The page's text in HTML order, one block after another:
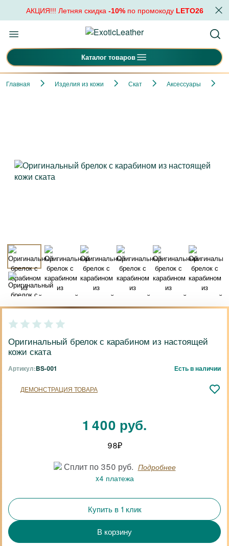
АКЦИЯ!!! Летняя скидка -10%по промокоду LETO26
Каталог товаров
Главная Изделия из кожи Скат Аксессуары
Оригинальный брелок с карабином из настоящей
кожи ската
Артикул:BS-001 Есть в наличии
ДЕМОНСТРАЦИЯ ТОВАРА
1 400 руб.
98₽
Сплит по 350 руб. Подробнее
x4 платежа
Купить в 1 клик